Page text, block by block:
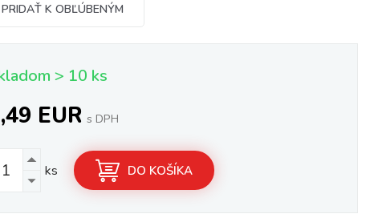
PRIDAŤ K OBĽÚBENÝM
> 10 ks
EUR s DPH
ks DO KOŠÍKA